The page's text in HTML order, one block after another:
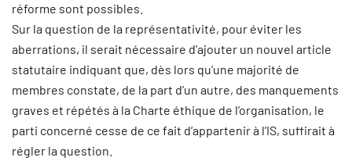
réforme sont possibles.
Sur la question de la représentativité, pour éviter les
aberrations, il serait nécessaire d’ajouter un nouvel article
statutaire indiquant que, dès lors qu’une majorité de
membres constate, de la part d’un autre, des manquements
graves et répétés à la Charte éthique de l’organisation, le
parti concerné cesse de ce fait d’appartenir à l’IS, suffirait à
régler la question.